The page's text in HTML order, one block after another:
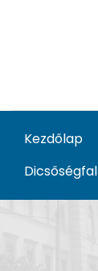
Kezdőlap
Dicsőségfal